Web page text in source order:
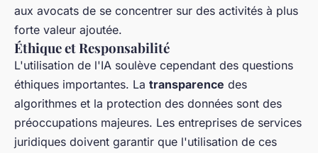
aux avocats de se concentrer sur des activités à plus
forte valeur ajoutée.
Éthique et Responsabilité
L'utilisation de l'IA soulève cependant des questions
éthiques importantes. La transparence des
algorithmes et la protection des données sont des
préoccupations majeures. Les entreprises de services
juridiques doivent garantir que l'utilisation de ces